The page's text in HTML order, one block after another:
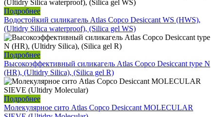
Подробнее
Водостойкий силикагель Atlas Copco Desiccant WS (HWS),
(Ultidry Silica waterproof), (Silica gel WS)
Подробнее
Высокоэффективный силикагель Atlas Copco Desiccant type N
(HR), (Ultidry Silica), (Silica gel R)
Подробнее
Молекулярное сито Atlas Copco Desiccant MOLECULAR